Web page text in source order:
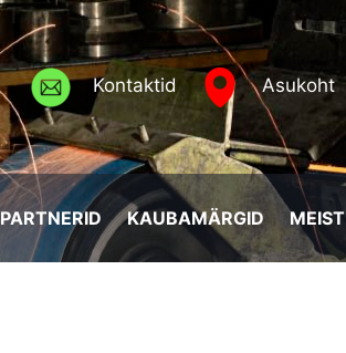
Kontaktid Asukoht
PARTNERID KAUBAMÄRGID MEIST